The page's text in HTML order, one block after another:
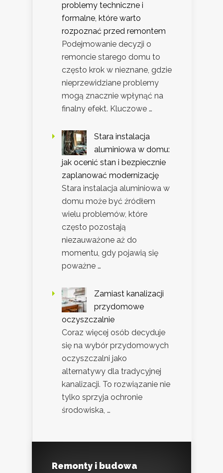
problemy techniczne i
formalne, które warto
rozpoznać przed remontem
Podejmowanie decyzji o
remoncie starego domu to
często krok w nieznane, gdzie
nieprzewidziane problemy
mogą znacznie wpłynąć na
finalny efekt. Kluczowe …
Stara instalacja
aluminiowa w domu:
jak ocenić stan i bezpiecznie
zaplanować modernizację
Stara instalacja aluminiowa w
domu może być źródłem
wielu problemów, które
często pozostają
niezauważone aż do
momentu, gdy pojawią się
poważne …
Zamiast kanalizacji
przydomowe
oczyszczalnie
Coraz więcej osób decyduje
się na wybór przydomowych
oczyszczalni jako
alternatywy dla tradycyjnej
kanalizacji. To rozwiązanie nie
tylko sprzyja ochronie
środowiska, …
Remonty i budowa